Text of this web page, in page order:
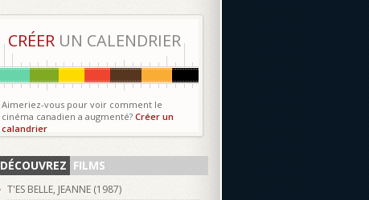
CRÉERUN CALENDRIER
Aimeriez-vous pour voir comment le
cinéma canadien a augmenté? Créer un
calandrier
DÉCOUVREZ FILMS
T'ES BELLE, JEANNE (1987)